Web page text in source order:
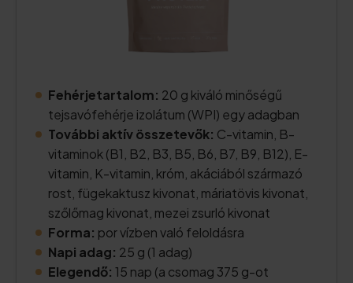
Fehérjetartalom: 20 g kiváló minőségű
tejsavófehérje izolátum (WPI) egy adagban
További aktív összetevők: C-vitamin, B-
vitaminok (B1, B2, B3, B5, B6, B7, B9, B12), E-
vitamin, K-vitamin, króm, akáciából származó
rost, fügekaktusz kivonat, máriatövis kivonat,
szőlőmag kivonat, mezei zsurló kivonat
Forma: por vízben való feloldásra
Napi adag: 25 g (1 adag)
Elegendő: 15 nap (a csomag 375 g-ot